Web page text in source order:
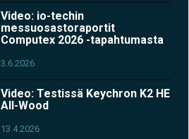
Video: io-techin
messuosastoraportit
Computex 2026 -tapahtumasta
3.6.2026
Video: Testissä Keychron K2 HE
All-Wood
13.4.2026